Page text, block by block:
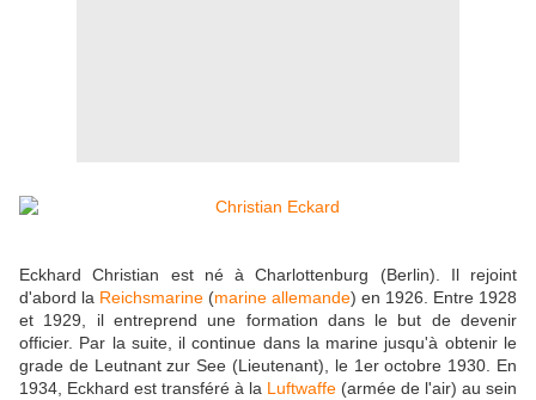
Eckhard Christian est né à Charlottenburg (Berlin). Il rejoint
d'abord la Reichsmarine (marine allemande) en 1926. Entre 1928
et 1929, il entreprend une formation dans le but de devenir
officier. Par la suite, il continue dans la marine jusqu'à obtenir le
grade de Leutnant zur See (Lieutenant), le 1er octobre 1930. En
1934, Eckhard est transféré à la Luftwaffe (armée de l'air) au sein